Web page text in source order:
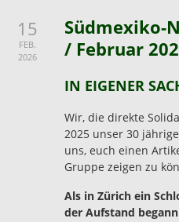
15
FEB.
2026
Südmexiko-
/ Februar
IN EIGENER
Wir, die direkte
2025 unser 30
uns, euch einen
Gruppe zeigen zu
Als in Zürich ein
der Aufstand begann